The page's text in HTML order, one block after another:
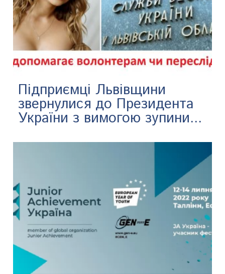
Підприємці Львівщини
звернулися до Президента
України з вимогою зупини...